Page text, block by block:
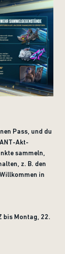
Pass, und du
Akt-
sammeln,
z. B. den
in
bis Montag, 22.